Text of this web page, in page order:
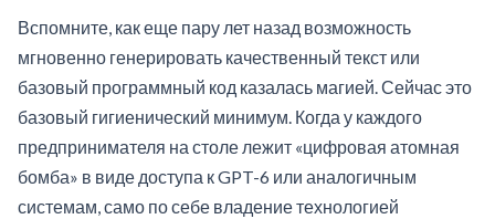
Вспомните, как еще пару лет назад возможность
мгновенно генерировать качественный текст или
базовый программный код казалась магией. Сейчас это
базовый гигиенический минимум. Когда у каждого
предпринимателя на столе лежит «цифровая атомная
бомба» в виде доступа к GPT-6 или аналогичным
системам, само по себе владение технологией